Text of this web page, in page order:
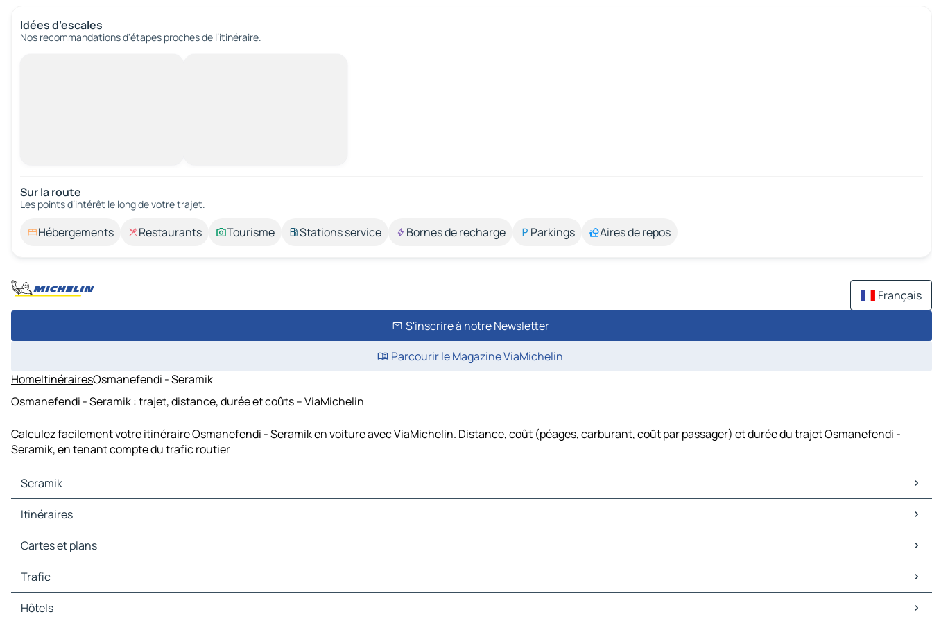
Idées d’escales
Nos recommandations d'étapes proches de l’itinéraire.
Sur la route
Les points d’intérêt le long de votre trajet.
Hébergements Restaurants Tourisme Stations service Bornes de recharge Parkings Aires de repos
Français
S'inscrire à notre Newsletter
Parcourir le Magazine ViaMichelin
HomeItinérairesOsmanefendi - Seramik
Osmanefendi - Seramik : trajet, distance, durée et coûts – ViaMichelin
Calculez facilement votre itinéraire Osmanefendi - Seramik en voiture avec ViaMichelin. Distance, coût (péages, carburant, coût par passager) et durée du trajet Osmanefendi -
Seramik, en tenant compte du trafic routier
Seramik
Seramik Cartes et plans
Seramik Trafic
Seramik Hôtels
Seramik Restaurants
Seramik Stations-service
Itinéraires
Itinéraires Seramik - Çan
Itinéraires Seramik - Karşıyaka
Itinéraires Seramik - Atatürk
Itinéraires Seramik - İstiklal
Itinéraires Seramik - Büyüktepe
Itinéraires Seramik - Osmanefendi
Cartes et plans
Cartes et plans Çan
Cartes et plans Karşıyaka
Cartes et plans Atatürk
Cartes et plans İstiklal
Trafic
Trafic Çan
Trafic Karşıyaka
Hôtels